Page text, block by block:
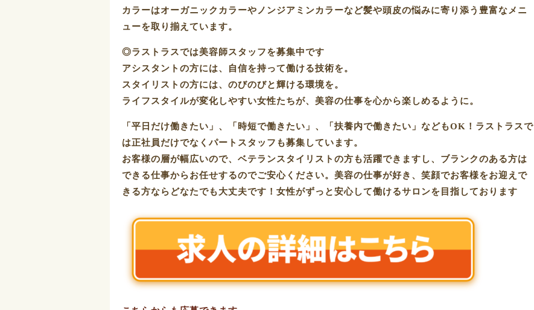
カラーはオーガニックカラーやノンジアミンカラーなど髪や頭皮の悩みに寄り添う豊富なメニ
ューを取り揃えています。
◎ラストラスでは美容師スタッフを募集中です
アシスタントの方には、自信を持って働ける技術を。
スタイリストの方には、のびのびと輝ける環境を。
ライフスタイルが変化しやすい女性たちが、美容の仕事を心から楽しめるように。
「平日だけ働きたい」、「時短で働きたい」、「扶養内で働きたい」などもOK！ラストラスで
は正社員だけでなくパートスタッフも募集しています。
お客様の層が幅広いので、ベテランスタイリストの方も活躍できますし、ブランクのある方は
できる仕事からお任せするのでご安心ください。美容の仕事が好き、笑顔でお客様をお迎えで
きる方ならどなたでも大丈夫です！女性がずっと安心して働けるサロンを目指しております